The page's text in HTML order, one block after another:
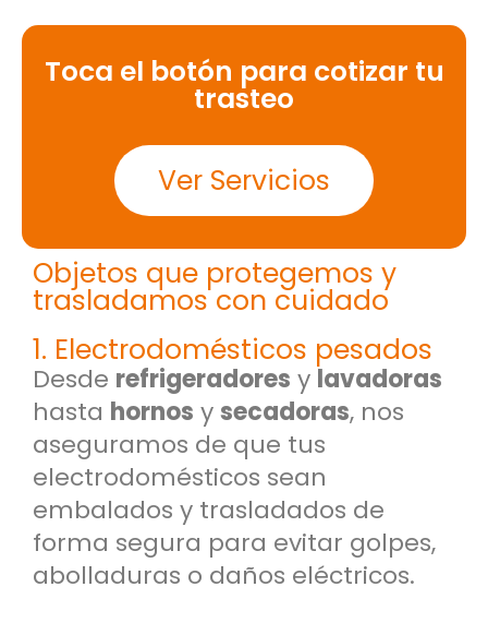
Toca el botón para cotizar tu
trasteo
Ver Servicios
Objetos que protegemos y
trasladamos con cuidado
1. Electrodomésticos pesados
Desde refrigeradores y lavadoras
hasta hornos ysecadoras, nos
aseguramos de que tus
electrodomésticos sean
embalados y trasladados de
forma segura para evitar golpes,
abolladuras o daños eléctricos.